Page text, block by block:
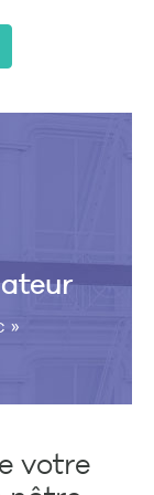
»
votre